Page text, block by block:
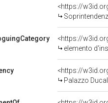
<https://
<https://
elemento
<https://
Palazzo